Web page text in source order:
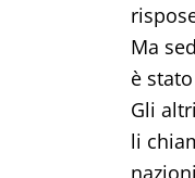
Ma
è
Gli
li